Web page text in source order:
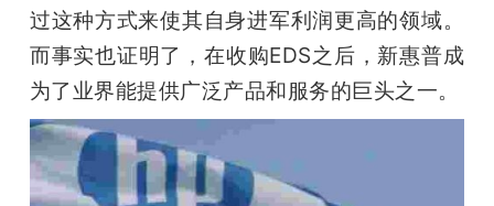
过这种方式来使其自身进军利润更高的领域。
而事实也证明了，在收购EDS之后，新惠普成
为了业界能提供广泛产品和服务的巨头之一。